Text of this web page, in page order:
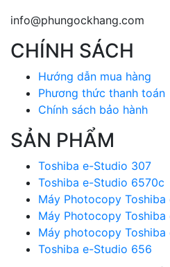
info@phungockhang.com
CHÍNH SÁCH
Hướng dẫn mua hàng
Phương thức thanh toán
Chính sách bảo hành
SẢN PHẨM
Toshiba e-Studio 307
Toshiba e-Studio 6570c
Máy Photocopy
Máy Photocopy
Máy photocopy
Toshiba e-Studio 656